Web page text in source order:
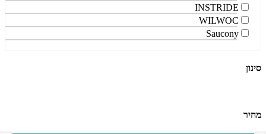
INSTRIDE
WILWOC
Saucony
סינון
מחיר